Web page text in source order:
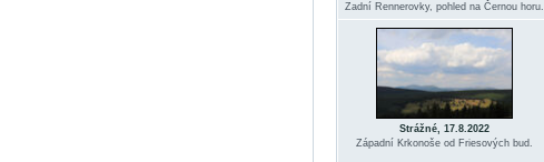
Zadní Rennerovky, pohled na Černou horu.
Strážné, 17.8.2022
Západní Krkonoše od Friesových bud.